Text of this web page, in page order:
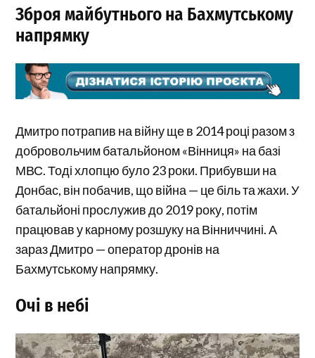
Зброя майбутнього на Бахмутському
напрямку
Дмитро потрапив на війну ще в 2014 році разом з
добровольчим батальйоном «Вінниця» на базі
МВС. Тоді хлопцю було 23 роки. Прибувши на
Донбас, він побачив, що війна — це біль та жахи. У
батальйоні прослужив до 2019 року, потім
працював у карному розшуку на Вінниччині. А
зараз Дмитро — оператор дронів на
Бахмутському напрямку.
Очі в небі